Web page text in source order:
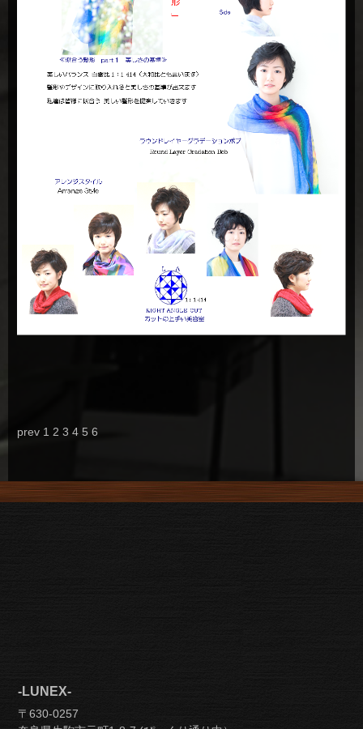
prev 1 2 3 4 5 6
-LUNEX-
〒630-0257